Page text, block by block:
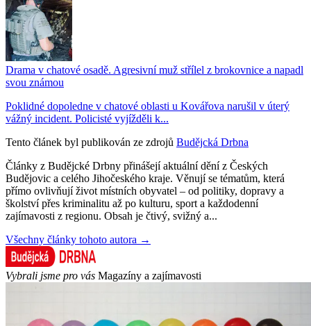
Drama v chatové osadě. Agresivní muž střílel z brokovnice a napadl
svou známou
Poklidné dopoledne v chatové oblasti u Kovářova narušil v úterý
vážný incident. Policisté vyjížděli k...
Tento článek byl publikován ze zdrojů Budějcká Drbna
Články z Budějcké Drbny přinášejí aktuální dění z Českých
Budějovic a celého Jihočeského kraje. Věnují se tématům, která
přímo ovlivňují život místních obyvatel – od politiky, dopravy a
školství přes kriminalitu až po kulturu, sport a každodenní
zajímavosti z regionu. Obsah je čtivý, svižný a...
Všechny články tohoto autora →
Vybrali jsme pro vás Magazíny a zajímavosti